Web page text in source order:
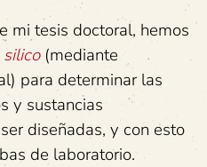
mi tesis doctoral, hemos
silico(mediante
para determinar las
y sustancias
diseñadas, y con esto
de laboratorio.